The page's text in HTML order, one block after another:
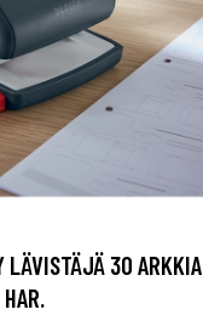
LÄVISTÄJÄ 30 ARKKIA
HAR.